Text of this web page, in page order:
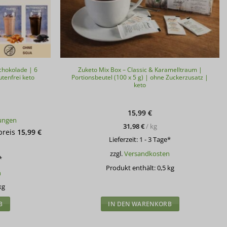
| 6
keto
15,99€Aktueller
Zuketo Mix Box – Classic & Karamelltraum |
Portionsbeutel (100 x 5 g) | ohne Zuckerzusatz |
keto
15,99€
31,98€/ kg
Lieferzeit: 1 - 3 Tage*
zzgl.Versandkosten
Produkt enthält: 0,5 kg
IN DEN WARENKORB